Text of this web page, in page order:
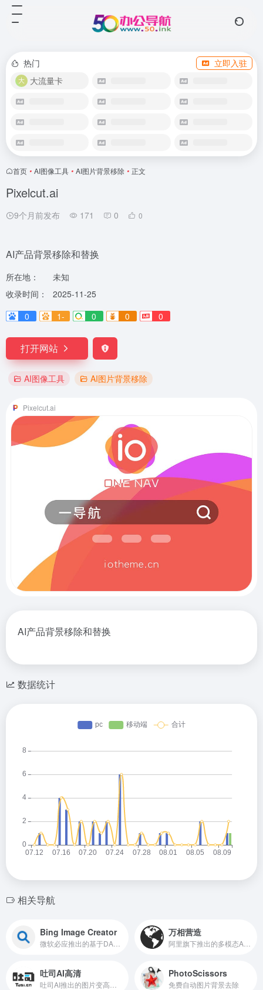
热门
立即入驻
大流量卡
首页 • AI图像工具 • AI图片背景移除 • 正文
Pixelcut.ai
9个月前发布 171 0 0
AI产品背景移除和替换
所在地：
未知
收录时间：
2025-11-25
0
1- 0 0 0
打开网站
AI图像工具 AI图片背景移除
Pixelcut.ai
AI产品背景移除和替换
数据统计
相关导航
Bing Image Creator 万相营造
吐司AI高清 PhotoScissors
免费自动图片背景去除